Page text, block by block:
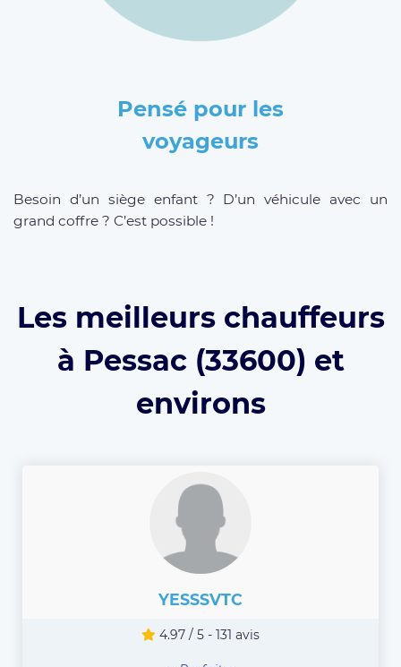
Pensé pour les
voyageurs
Besoin d’un siège enfant ? D’un véhicule avec un
grand coffre ? C’est possible !
Les meilleurs chauffeurs
à Pessac (33600) et
environs
YESSSVTC
4.97 / 5 - 131 avis